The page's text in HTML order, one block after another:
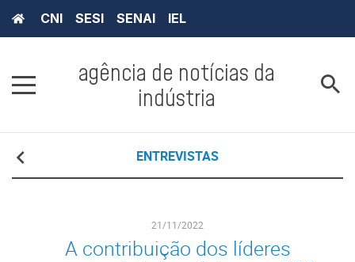
CNI SESI SENAI IEL
agência de notícias da
indústria
ENTREVISTAS
21/11/2022
A contribuição dos líderes